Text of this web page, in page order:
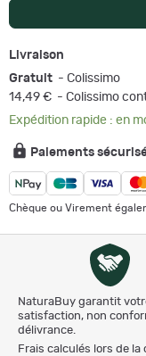
Livraison
Gratuit - Colissimo
14,49 € - Colissimo
Expédition rapide : en
Paiements
Chèque ou Virement
NaturaBuy garantit
satisfaction, non
délivrance.
Frais calculés lors de la